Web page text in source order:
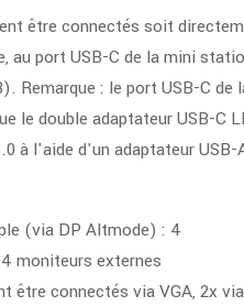
être connectés soit
au port USB-C de la mini
Remarque : le port USB-C
le double adaptateur USB-C
à l'aide d'un adaptateur
(via DP Altmode) : 4
moniteurs externes
être connectés via VGA, 2x